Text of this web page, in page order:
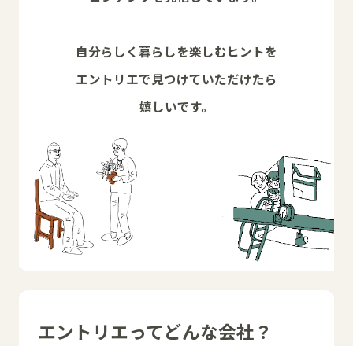
自分らしく暮らしを楽しむヒントを
エントリエで見つけていただけたら
嬉しいです。
エントリエってどんな会社？